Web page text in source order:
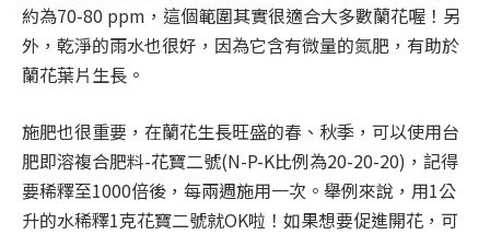
約為70-80 ppm，這個範圍其實很適合大多數蘭花喔！另
外，乾淨的雨水也很好，因為它含有微量的氮肥，有助於
蘭花葉片生長。
施肥也很重要，在蘭花生長旺盛的春、秋季，可以使用台
肥即溶複合肥料-花寶二號(N-P-K比例為20-20-20)，記得
要稀釋至1000倍後，每兩週施用一次。舉例來說，用1公
升的水稀釋1克花寶二號就OK啦！如果想要促進開花，可